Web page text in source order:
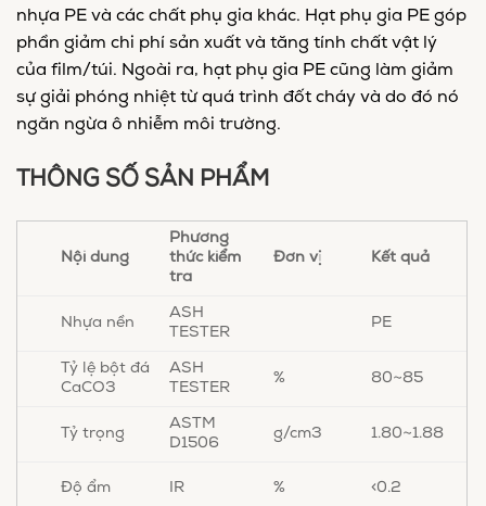
nhựa PE và các chất phụ gia khác. Hạt phụ gia PE góp
phần giảm chi phí sản xuất và tăng tính chất vật lý
của film/túi. Ngoài ra, hạt phụ gia PE cũng làm giảm
sự giải phóng nhiệt từ quá trình đốt cháy và do đó nó
ngăn ngừa ô nhiễm môi trường.
THÔNG SỐ SẢN PHẨM
Nội dung
Phương
thức kiểm
tra
Đơn vị Kết quả
Nhựa nền
ASH
TESTER
PE
Tỷ lệ bột đá
CaCO3
ASH
TESTER
% 80~85
Tỷ trọng
ASTM
D1506
g/cm3 1.80~1.88
Độ ẩm IR % <0.2